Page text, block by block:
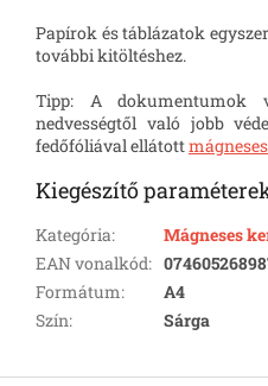
Papírok és táblázatok
további kitöltéshez.
Tipp: A dokumentumok
nedvességtől való jobb
fedőfóliával ellátott
Kiegészítő
Kategória:
Mágneses
EAN vonalkód:
Formátum:
A4
Szín: Sárga